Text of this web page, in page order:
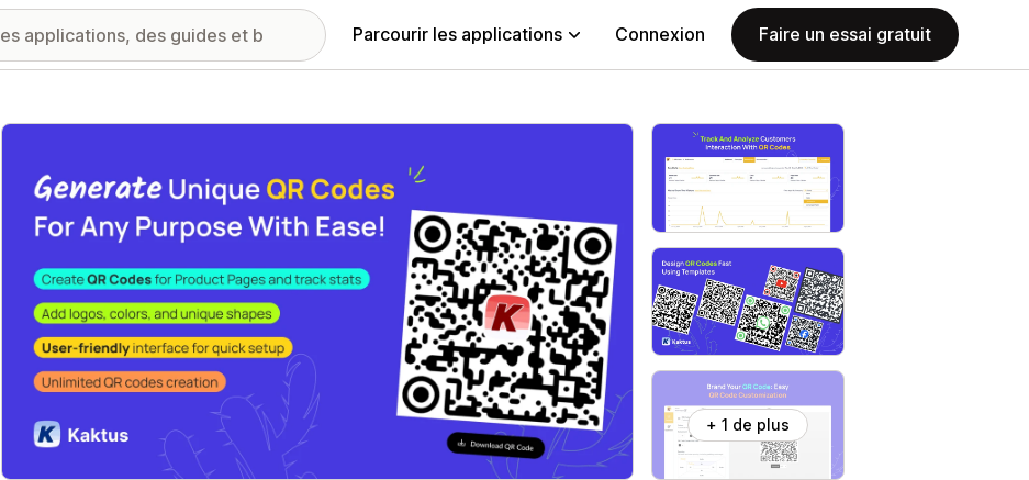
Parcourir les applications Connexion Faire un essai gratuit
Galerie d’images vedette
+ 1 de plus